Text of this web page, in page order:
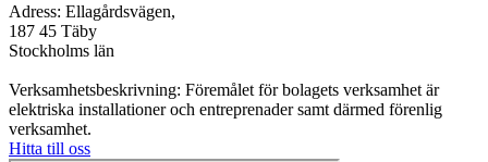
Adress: Ellagårdsvägen,
187 45 Täby
Stockholms län
Verksamhetsbeskrivning: Föremålet för bolagets verksamhet är
elektriska installationer och entreprenader samt därmed förenlig
verksamhet.
Hitta till oss